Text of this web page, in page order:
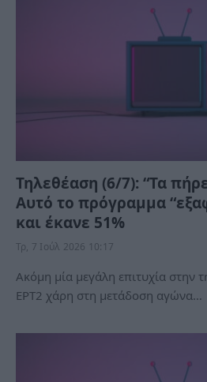
Τηλεθέαση (6/7): “Τα
Αυτό το πρόγραμμα
και έκανε 51%
Τρ, 7 Ιούλ 2026 10:17
Ακόμη μία μεγάλη επιτυχία στην
ΕΡΤ2 χάρη στη μετάδοση αγώνα…